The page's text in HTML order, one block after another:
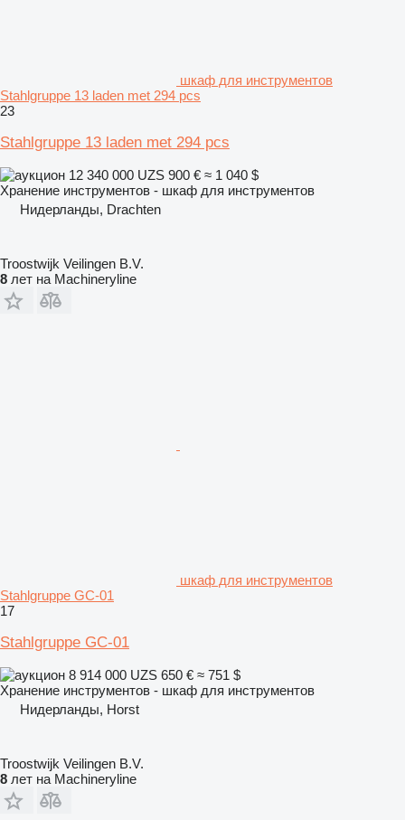
шкаф для инструментов
Stahlgruppe 13 laden met 294 pcs
23
Stahlgruppe 13 laden met 294 pcs
12 340 000 UZS 900 € ≈ 1 040 $
Хранение инструментов - шкаф для инструментов
Нидерланды, Drachten
Troostwijk Veilingen B.V.
8 лет на Machineryline
шкаф для инструментов
Stahlgruppe GC-01
17
Stahlgruppe GC-01
8 914 000 UZS 650 € ≈ 751 $
Хранение инструментов - шкаф для инструментов
Нидерланды, Horst
Troostwijk Veilingen B.V.
8 лет на Machineryline